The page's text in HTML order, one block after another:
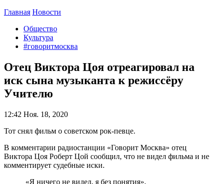
Главная Новости
Общество
Культура
#говоритмосква
Отец Виктора Цоя отреагировал на
иск сына музыканта к режиссёру
Учителю
12:42 Ноя. 18, 2020
Тот снял фильм о советском рок-певце.
В комментарии радиостанции «Говорит Москва» отец
Виктора Цоя Роберт Цой сообщил, что не видел фильма и не
комментирует судебные иски.
«Я ничего не видел, я без понятия».